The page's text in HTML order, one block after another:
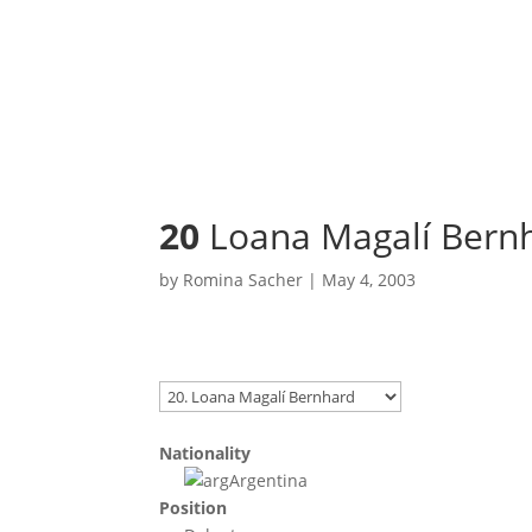
20 Loana Magalí
by Romina Sacher | May 4, 2003
Nationality
Argentina
Position